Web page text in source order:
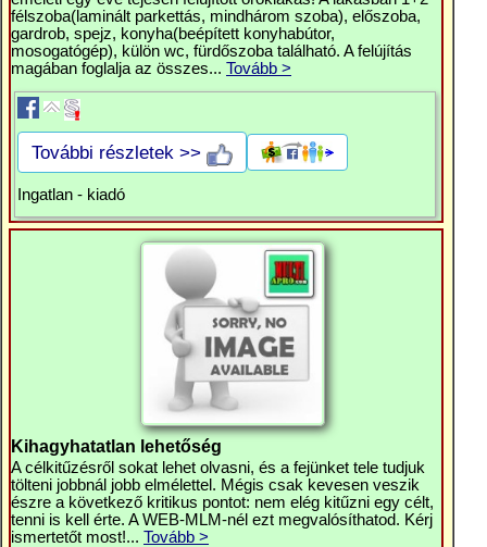
félszoba(laminált parkettás, mindhárom szoba), előszoba,
gardrob, spejz, konyha(beépített konyhabútor,
mosogatógép), külön wc, fürdőszoba található. A felújítás
magában foglalja az összes... Tovább >
További részletek >>
Ingatlan - kiadó
Kihagyhatatlan lehetőség
A célkitűzésről sokat lehet olvasni, és a fejünket tele tudjuk
tölteni jobbnál jobb elmélettel. Mégis csak kevesen veszik
észre a következő kritikus pontot: nem elég kitűzni egy célt,
tenni is kell érte. A WEB-MLM-nél ezt megvalósíthatod. Kérj
ismertetőt most!... Tovább >